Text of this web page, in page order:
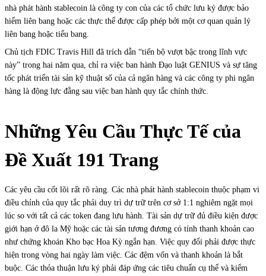
nhà phát hành stablecoin là công ty con của các tổ chức lưu ký được bảo
hiểm liên bang hoặc các thực thể được cấp phép bởi một cơ quan quản lý
liên bang hoặc tiểu bang.
Chủ tịch FDIC Travis Hill đã trích dẫn “tiến bộ vượt bậc trong lĩnh vực
này” trong hai năm qua, chỉ ra việc ban hành Đạo luật GENIUS và sự tăng
tốc phát triển tài sản kỹ thuật số của cả ngân hàng và các công ty phi ngân
hàng là động lực đằng sau việc ban hành quy tắc chính thức.
Những Yêu Cầu Thực Tế của
Đề Xuất 191 Trang
Các yêu cầu cốt lõi rất rõ ràng. Các nhà phát hành stablecoin thuộc phạm vi
điều chỉnh của quy tắc phải duy trì dự trữ trên cơ sở 1:1 nghiêm ngặt mọi
lúc so với tất cả các token đang lưu hành. Tài sản dự trữ đủ điều kiện được
giới hạn ở đô la Mỹ hoặc các tài sản tương đương có tính thanh khoản cao
như chứng khoán Kho bạc Hoa Kỳ ngắn hạn. Việc quy đổi phải được thực
hiện trong vòng hai ngày làm việc. Các đệm vốn và thanh khoản là bắt
buộc. Các thỏa thuận lưu ký phải đáp ứng các tiêu chuẩn cụ thể và kiểm